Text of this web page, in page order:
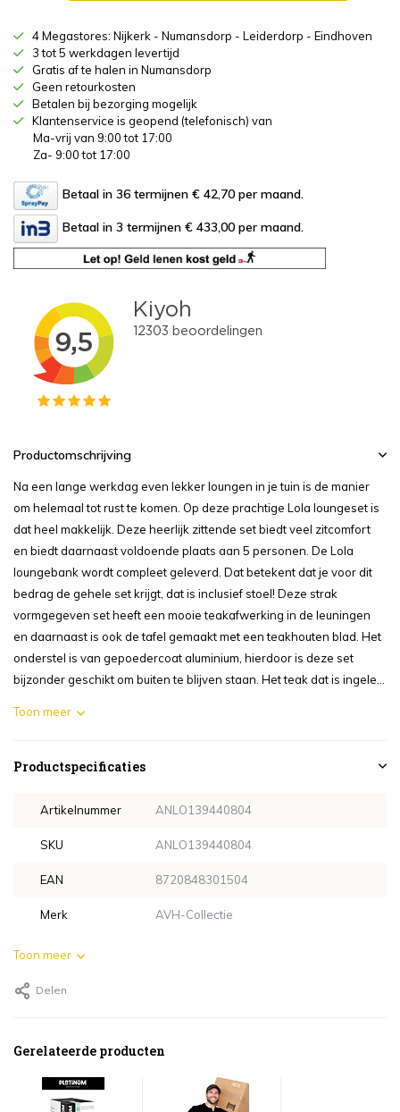
4 Megastores: Nijkerk - Numansdorp - Leiderdorp - Eindhoven
3 tot 5 werkdagen levertijd
Gratis af te halen in Numansdorp
Geen retourkosten
Betalen bij bezorging mogelijk
Klantenservice is geopend (telefonisch) van
Ma-vrij van 9:00 tot 17:00
Za- 9:00 tot 17:00
Betaal in 36 termijnen € 42,70 per maand.
Betaal in 3 termijnen € 433,00 per maand.
Productomschrijving
Na een lange werkdag even lekker loungen in je tuin is de manier
om helemaal tot rust te komen. Op deze prachtige Lola loungeset is
dat heel makkelijk. Deze heerlijk zittende set biedt veel zitcomfort
en biedt daarnaast voldoende plaats aan 5 personen. De Lola
loungebank wordt compleet geleverd. Dat betekent dat je voor dit
bedrag de gehele set krijgt, dat is inclusief stoel! Deze strak
vormgegeven set heeft een mooie teakafwerking in de leuningen
en daarnaast is ook de tafel gemaakt met een teakhouten blad. Het
onderstel is van gepoedercoat aluminium, hierdoor is deze set
bijzonder geschikt om buiten te blijven staan. Het teak dat is ingele...
Toon meer
Productspecificaties
Artikelnummer ANLO139440804
SKU ANLO139440804
EAN 8720848301504
Merk AVH-Collectie
Toon meer
Delen
Gerelateerde producten